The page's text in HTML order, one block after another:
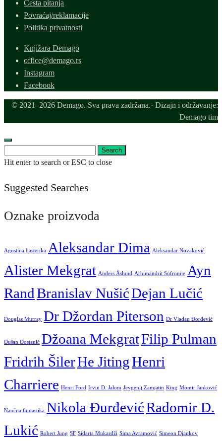
Česta pitanja
Povraćaj/reklamacije
Politika privatnosti
Knjižara Demago
office@demago.rs
Instagram
Facebook
© 2021–2026 Demago. Sva prava zadržana.· Dizajn i održavanje:
Demago tim
for:
Search
Hit enter to search or ESC to close
Suggested Searches
Oznake proizvoda
Agustina basterika Aleksandar Dima Aleksandar Novaković
Alister Mekgrat Anders Åslund Arhimandrit Sofronije Ayn
RandBranislav NušićDejan Lučić
Douglas Murray Dr Džordan Piterson Dr Vladan Đorđević
Dušan Dostanić Džoana MekgratFilip Pulman
Fridrih ŠilerHe JitingHenri
Charriere Henri Ford Irvin D. Jalom Jevgenij Zamjatin King Momir Janković
Naučna fantastika Nikola ĐurđevićRadomir D.
Lukić Robert Jung SF Sidarta Mukardži Sima Avramović Simeon Djankov